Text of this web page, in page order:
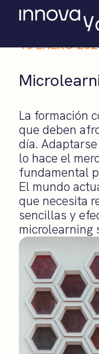
16 ENERO
La formación
que deben
día.
lo hace el
fundamental
El mundo
que necesita
sencillas y
microlearning